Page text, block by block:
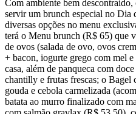
Com ambiente bem descontraído,
servir um brunch especial no Dia
diversas opções no menu
terá o Menu brunch (R$ 65) que
de ovos (salada de ovo, ovos
+ bacon, iogurte grego com mel
casa, além de panqueca com
chantilly e frutas frescas; o
gouda e cebola carmelizada
batata ao murro finalizado com